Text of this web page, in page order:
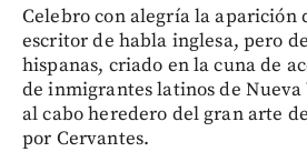
Celebro con alegría la aparición
escritor de habla inglesa, pero
hispanas, criado en la cuna de
de inmigrantes latinos de
al cabo heredero del gran arte
por Cervantes.